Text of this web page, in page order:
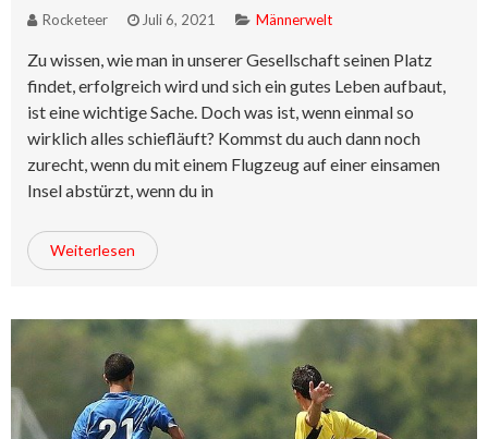
Rocketeer Juli 6, 2021 Männerwelt
Zu wissen, wie man in unserer Gesellschaft seinen Platz
findet, erfolgreich wird und sich ein gutes Leben aufbaut,
ist eine wichtige Sache. Doch was ist, wenn einmal so
wirklich alles schiefläuft? Kommst du auch dann noch
zurecht, wenn du mit einem Flugzeug auf einer einsamen
Insel abstürzt, wenn du in
Weiterlesen